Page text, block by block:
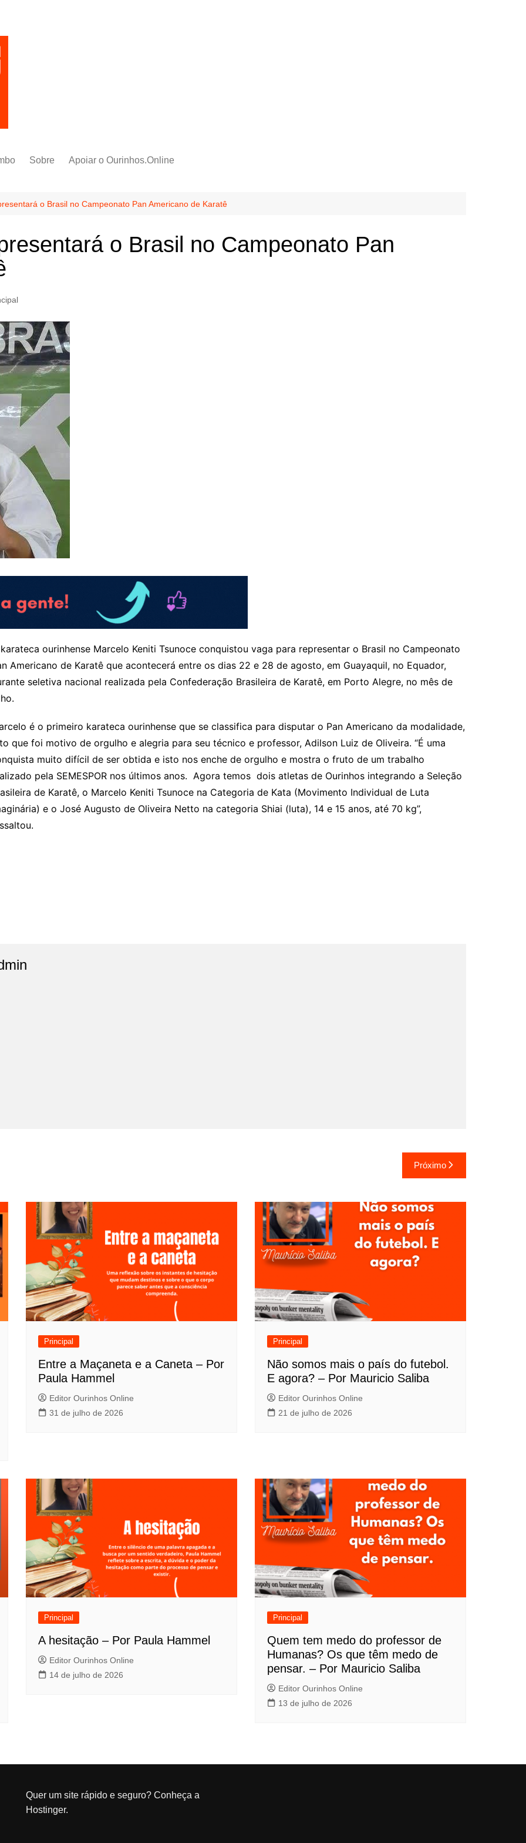
Sobre Apoiar o Ourinhos.Online
o Brasil no Campeonato Pan Americano de Karatê
o Brasil no Campeonato Pan
ourinhense Marcelo Keniti Tsunoce conquistou vaga para representar o Brasil no Campeonato
Americano de Karatê que acontecerá entre os dias 22 e 28 de agosto, em Guayaquil, no Equador,
seletiva nacional realizada pela Confederação Brasileira de Karatê, em Porto Alegre, no mês de
é o primeiro karateca ourinhense que se classifica para disputar o Pan Americano da modalidade,
que foi motivo de orgulho e alegria para seu técnico e professor, Adilson Luiz de Oliveira. “É uma
muito difícil de ser obtida e isto nos enche de orgulho e mostra o fruto de um trabalho
pela SEMESPOR nos últimos anos. Agora temos dois atletas de Ourinhos integrando a Seleção
de Karatê, o Marcelo Keniti Tsunoce na Categoria de Kata (Movimento Individual de Luta
e o José Augusto de Oliveira Netto na categoria Shiai (luta), 14 e 15 anos, até 70 kg”,
Próximo
Principal
Entre a Maçaneta e a Caneta – Por
Paula Hammel
Editor Ourinhos Online
31 de julho de 2026
Principal
Não somos mais o país do futebol.
E agora? – Por Mauricio Saliba
Editor Ourinhos Online
21 de julho de 2026
Principal
A hesitação – Por Paula Hammel
Editor Ourinhos Online
14 de julho de 2026
Principal
Quem tem medo do professor de
Humanas? Os que têm medo de
pensar. – Por Mauricio Saliba
Editor Ourinhos Online
13 de julho de 2026
Quer um site rápido e seguro? Conheça a
Hostinger.